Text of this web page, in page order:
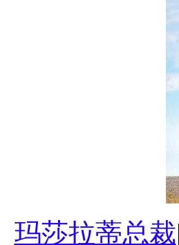
玛莎拉蒂总裁